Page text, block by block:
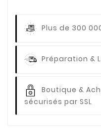
Plus de 300
Préparation &
Boutique &
sécurisés par SSL